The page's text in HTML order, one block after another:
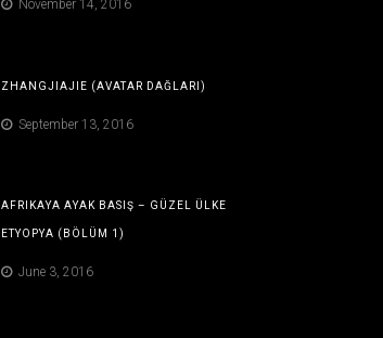
November 14, 2016
ZHANGJIAJIE (AVATAR DAĞLARI)
September 13, 2016
AFRIKAYA AYAK BASIŞ – GÜZEL ÜLKE
ETYOPYA (BÖLÜM 1)
June 3, 2016